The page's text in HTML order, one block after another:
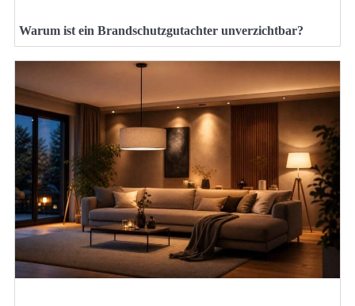
Warum ist ein Brandschutzgutachter unverzichtbar?